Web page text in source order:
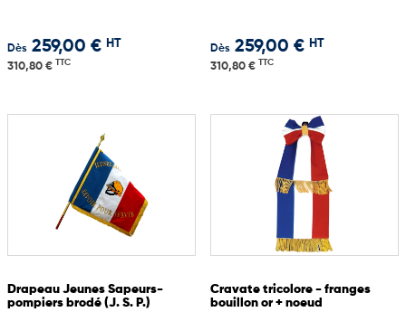
Dès 259,00 € HT
310,80 € TTC
Dès 259,00 € HT
310,80 € TTC
Drapeau Jeunes Sapeurs-
pompiers brodé (J. S. P.)
Cravate tricolore - franges
bouillon or + noeud